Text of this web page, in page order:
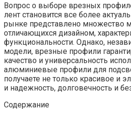
Вопрос о выборе врезных
лент становится все более
рынке представлено множество
отличающихся дизайном,
функциональности. Однако,
модели, врезные профили
качество и универсальность
алюминиевые профили для
получаете не только красивое и
и надежность, долговечность и
Содержание